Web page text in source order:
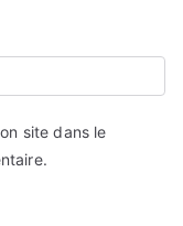
site dans le